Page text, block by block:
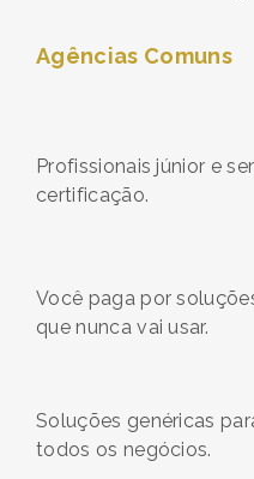
Agências Comuns
Profissionais júnior e
certificação.
Você paga por
que nunca vai usar.
Soluções genéricas
todos os negócios.